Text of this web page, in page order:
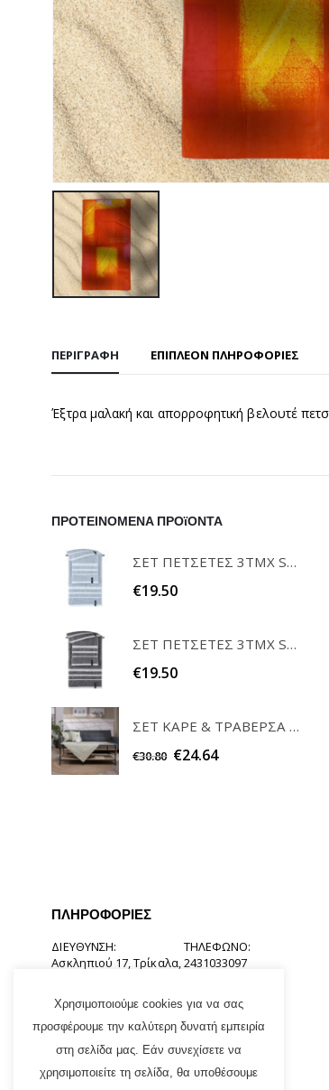
ΠΕΡΙΓΡΑΦΉ ΕΠΙΠΛΈΟΝ ΠΛΗΡΟΦΟΡΊΕΣ
Έξτρα μαλακή και απορροφητική βελουτέ
ΠΡΟΤΕΙΝΟΜΕΝΑ ΠΡΟϊΟΝΤΑ
ΣΕΤ ΠΕΤΣΕΤΕΣ 3ΤΜΧ SOFRANO CIELO GUY LAROCHE
€19.50
ΣΕΤ ΠΕΤΣΕΤΕΣ 3ΤΜΧ SOFRANO ANTHRACITE GUY LAROCHE
€19.50
ΣΕΤ ΚΑΡΕ & ΤΡΑΒΕΡΣΑ PEONY 08 TEORAN HOME & MORE
€30.80 €24.64
ΠΛΗΡΟΦΟΡΊΕΣ
ΔΙΕΎΘΥΝΣΗ:
Ασκληπιού 17, Τρίκαλα,
ΤΗΛΈΦΩΝΟ:
2431033097
EMAIL:
info@tsirogiannishome.gr
Χρησιμοποιούμε cookies για να σας
προσφέρουμε την καλύτερη δυνατή εμπειρία
στη σελίδα μας. Εάν συνεχίσετε να
χρησιμοποιείτε τη σελίδα, θα υποθέσουμε